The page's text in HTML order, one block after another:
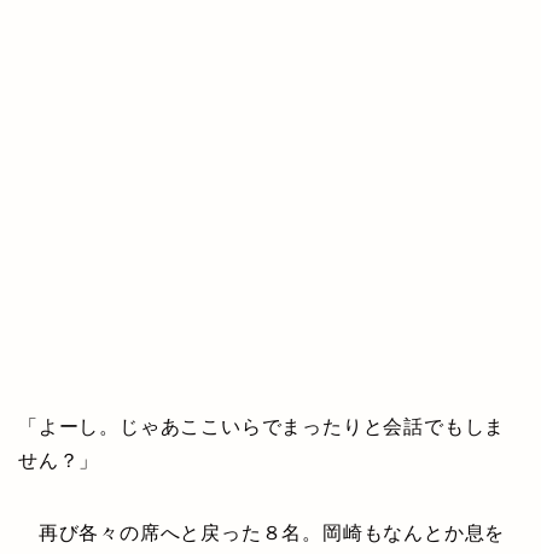
「よーし。じゃあここいらでまったりと会話でもしま
せん？」
再び各々の席へと戻った８名。岡崎もなんとか息を